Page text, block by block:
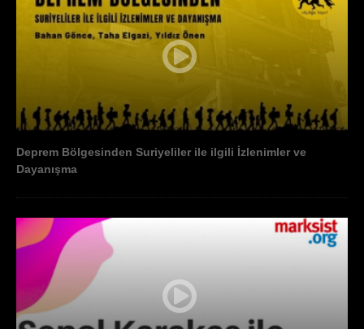
Deprem Bölgesinden Suriyeliler ile ilgili İzlenimler ve
Dayanışma